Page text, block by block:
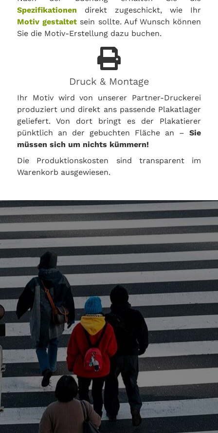
Spezifikationen direkt zugeschickt, wie Ihr
Motiv gestaltet sein sollte. Auf Wunsch können
Sie die Motiv-Erstellung dazu buchen.
Druck & Montage
Ihr Motiv wird von unserer Partner-Druckerei
produziert und direkt ans passende Plakatlager
geliefert. Von dort bringt es der Plakatierer
pünktlich an der gebuchten Fläche an – Sie
müssen sich um nichts kümmern!
Die Produktionskosten sind transparent im
Warenkorb ausgewiesen.